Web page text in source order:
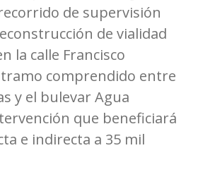
de supervisión
de vialidad
la calle Francisco
tramo comprendido entre
y el bulevar Agua
que beneficiará
e indirecta a 35 mil